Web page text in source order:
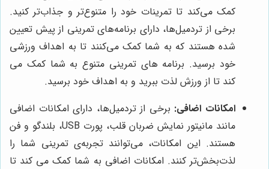
کمک می‌کند تا تمرینات خود را متنوع‌تر و جذاب‌تر کنید.
برخی از تردمیل‌ها، دارای برنامه‌های تمرینی از پیش تعیین
شده هستند که به شما کمک می‌کنند تا به اهداف ورزشی
خود برسید. برنامه های تمرینی متنوع به شما کمک می
کند تا از ورزش لذت ببرید و به اهداف خود برسید.
امکانات اضافی: برخی از تردمیل‌ها، دارای امکانات اضافی
مانند مانیتور نمایش ضربان قلب، پورت USB، بلندگو و فن
هستند. این امکانات، می‌توانند تجربه‌ی تمرینی شما را
لذت‌بخش‌تر کنند. امکانات اضافی به شما کمک می کند تا